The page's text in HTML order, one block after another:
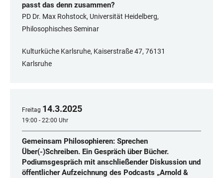
passt das denn zusammen?
PD Dr. Max Rohstock, Universität Heidelberg,
Philosophisches Seminar
Kulturküche Karlsruhe, Kaiserstraße 47, 76131
Karlsruhe
Freitag 14.3.2025
19:00 - 22:00 Uhr
Gemeinsam Philosophieren: Sprechen
Über(-)Schreiben. Ein Gespräch über Bücher.
Podiumsgespräch mit anschließender Diskussion und
öffentlicher Aufzeichnung des Podcasts „Arnold &